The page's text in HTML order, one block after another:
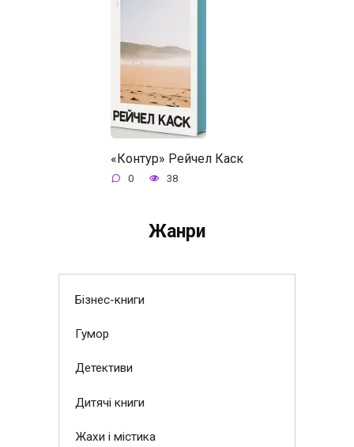
«Контур» Рейчел Каск
0 38
Жанри
Бізнес-книги
Гумор
Детективи
Дитячі книги
Жахи і містика